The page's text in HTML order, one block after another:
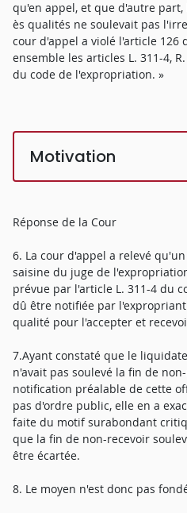
qu'en appel, et que d'autre part,
ès qualités ne soulevait pas
cour d'appel a violé l'article 126
ensemble les articles L. 311-4,
du code de l'expropriation. »
Motivation
Réponse de la Cour
6. La cour d'appel a relevé
saisine du juge de
prévue par l'article L. 311-4 du
dû être notifiée par
qualité pour l'accepter et
7.Ayant constaté que le
n'avait pas soulevé la fin de
notification préalable de cette
pas d'ordre public, elle en a
faite du motif surabondant
que la fin de non-recevoir
être écartée.
8. Le moyen n'est donc pas